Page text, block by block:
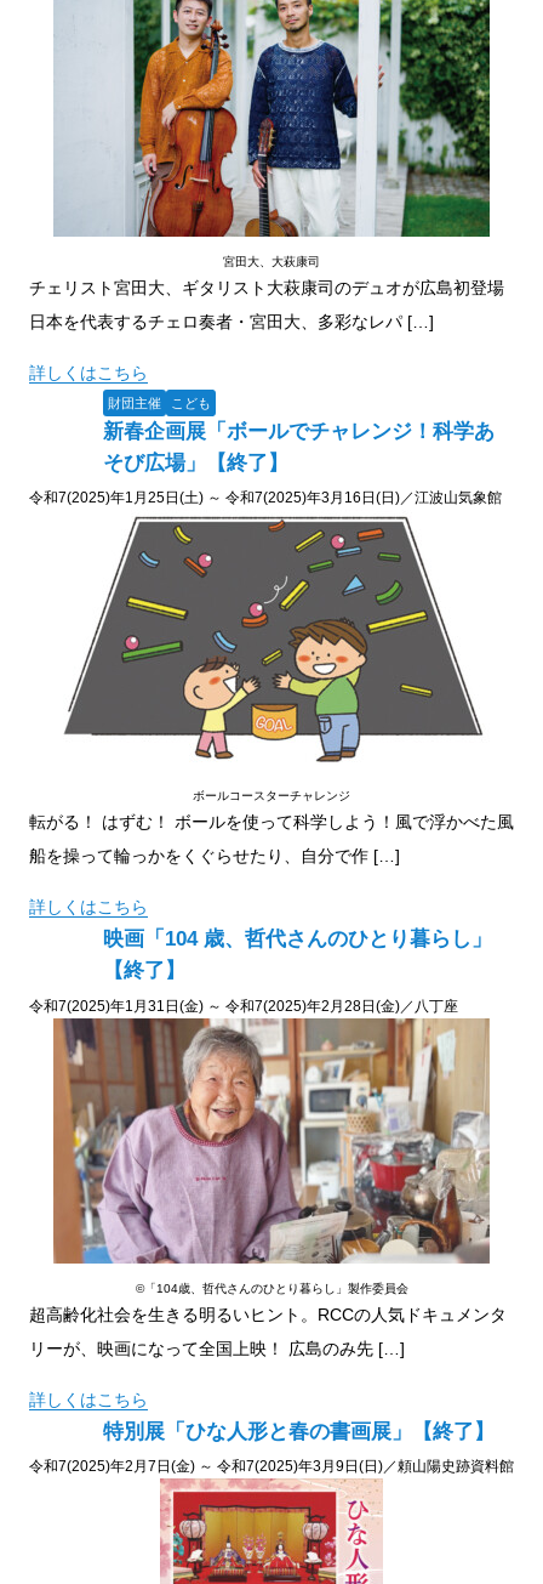
宮田大、大萩康司
チェリスト宮田大、ギタリスト大萩康司のデュオが広島初登場
日本を代表するチェロ奏者・宮田大、多彩なレパ […]
詳しくはこちら
財団主催 こども
新春企画展「ボールでチャレンジ！科学あ
そび広場」【終了】
令和7(2025)年1月25日(土) ～ 令和7(2025)年3月16日(日)／江波山気象館
ボールコースターチャレンジ
転がる！ はずむ！ ボールを使って科学しよう！風で浮かべた風
船を操って輪っかをくぐらせたり、自分で作 […]
詳しくはこちら
映画「104 歳、哲代さんのひとり暮らし」
【終了】
令和7(2025)年1月31日(金) ～ 令和7(2025)年2月28日(金)／八丁座
©「104歳、哲代さんのひとり暮らし」製作委員会
超高齢化社会を生きる明るいヒント。RCCの人気ドキュメンタ
リーが、映画になって全国上映！ 広島のみ先 […]
詳しくはこちら
特別展「ひな人形と春の書画展」【終了】
令和7(2025)年2月7日(金) ～ 令和7(2025)年3月9日(日)／頼山陽史跡資料館